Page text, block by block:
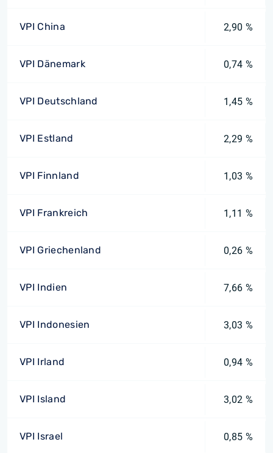
VPI China 2,90 %
VPI Dänemark 0,74 %
VPI Deutschland 1,45 %
VPI Estland 2,29 %
VPI Finnland 1,03 %
VPI Frankreich 1,11 %
VPI Griechenland 0,26 %
VPI Indien 7,66 %
VPI Indonesien 3,03 %
VPI Irland 0,94 %
VPI Island 3,02 %
VPI Israel 0,85 %